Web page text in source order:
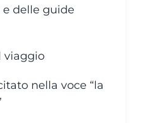
e delle guide
viaggio
nella voce “la